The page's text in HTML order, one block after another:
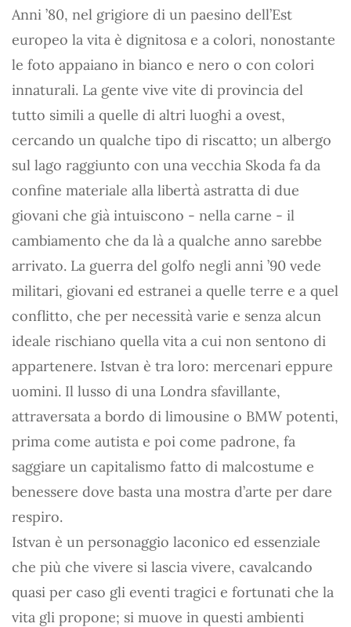
Anni ’80, nel grigiore di un paesino dell’Est
europeo la vita è dignitosa e a colori, nonostante
le foto appaiano in bianco e nero o con colori
innaturali. La gente vive vite di provincia del
tutto simili a quelle di altri luoghi a ovest,
cercando un qualche tipo di riscatto; un albergo
sul lago raggiunto con una vecchia Skoda fa da
confine materiale alla libertà astratta di due
giovani che già intuiscono - nella carne - il
cambiamento che da là a qualche anno sarebbe
arrivato. La guerra del golfo negli anni ’90 vede
militari, giovani ed estranei a quelle terre e a quel
conflitto, che per necessità varie e senza alcun
ideale rischiano quella vita a cui non sentono di
appartenere. Istvan è tra loro: mercenari eppure
uomini. Il lusso di una Londra sfavillante,
attraversata a bordo di limousine o BMW potenti,
prima come autista e poi come padrone, fa
saggiare un capitalismo fatto di malcostume e
benessere dove basta una mostra d’arte per dare
respiro.
Istvan è un personaggio laconico ed essenziale
che più che vivere si lascia vivere, cavalcando
quasi per caso gli eventi tragici e fortunati che la
vita gli propone; si muove in questi ambienti